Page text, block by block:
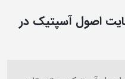
اصول آسپتیک در